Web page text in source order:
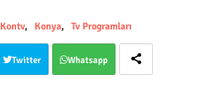
Kontv Konya Tv Programları
Twitter Whatsapp